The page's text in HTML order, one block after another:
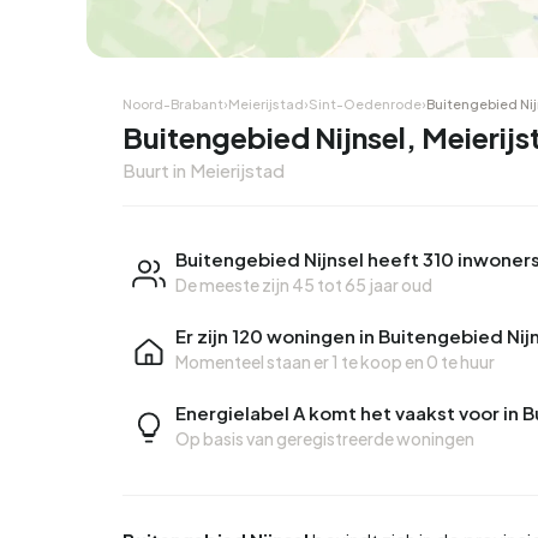
Hoekwoning
Noord-Brabant›Meierijstad›Sint-Oedenrode›Buitengebied
Buitengebied Nijnsel,
Buurt in Meierijstad
Buitengebied Nijnsel heeft 310 inwoners
De meeste zijn 45 tot 65 jaar oud
Er zijn 120 woningen in Buitengebied
Momenteel staan er1 te koop en 0 te huur
Energielabel A komt het vaakst voor in
Op basis van geregistreerde woningen